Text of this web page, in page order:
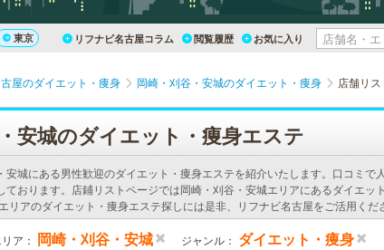
東京 リフナビ名古屋コラム 閲覧履歴 お気に入り
屋のダイエット・痩身 岡崎・刈谷・安城のダイエット・痩身 店舗リス
安城のダイエット・痩身エステ
安城にある男性歓迎のダイエット・痩身エステを紹介いたします。口コミで
ております。店鋪リストページでは岡崎・刈谷・安城エリアにあるダイエッ
リアのダイエット・痩身エステ探しには是非、リフナビ名古屋をご活用くだ
ア： 岡崎・刈谷・安城 ジャンル： ダイエット・痩身